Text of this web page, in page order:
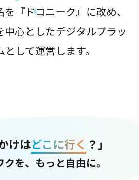
『ドコニーク』に改め、
心としたデジタルプラッ
として運営します。
けはどこに行く ？」
を、もっと自由に。